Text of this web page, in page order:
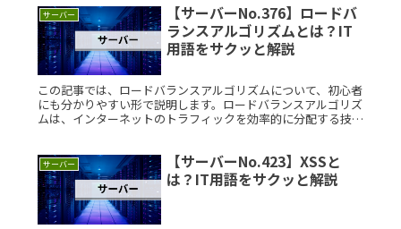
サーバー
【サーバーNo.376】ロードバ
ランスアルゴリズムとは？IT
用語をサクッと解説
この記事では、ロードバランスアルゴリズムについて、初心者
にも分かりやすい形で説明します。ロードバランスアルゴリズ
ムは、インターネットのトラフィックを効率的に分配する技術
サーバー
【サーバーNo.423】XSSと
は？IT用語をサクッと解説